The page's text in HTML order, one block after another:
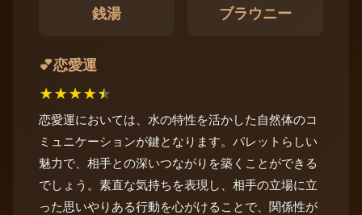
銭湯 ブラウニー
💕恋愛運
★★★★★
恋愛運においては、水の特性を活かした自然体のコ
ミュニケーションが鍵となります。パレットらしい
魅力で、相手との深いつながりを築くことができる
でしょう。素直な気持ちを表現し、相手の立場に立
った思いやりある行動を心がけることで、関係性が